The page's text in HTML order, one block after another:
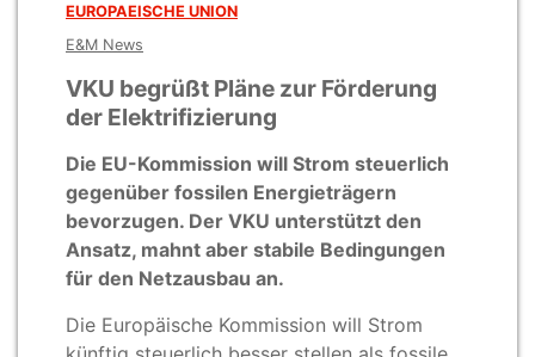
EUROPAEISCHE UNION
E&M News
VKU begrüßt Pläne zur Förderung
der Elektrifizierung
Die EU-Kommission will Strom steuerlich
gegenüber fossilen Energieträgern
bevorzugen. Der VKU unterstützt den
Ansatz, mahnt aber stabile Bedingungen
für den Netzausbau an.
Die Europäische Kommission will Strom